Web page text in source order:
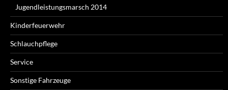
Jugendleistungsmarsch 2014
Kinderfeuerwehr
Schlauchpflege
Service
Sonstige Fahrzeuge